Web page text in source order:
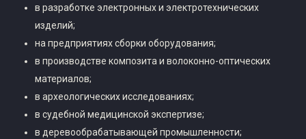
в разработке электронных и электротехнических
изделий;
на предприятиях сборки оборудования;
в производстве композита и волоконно-оптических
материалов;
в археологических исследованиях;
в судебной медицинской экспертизе;
в деревообрабатывающей промышленности;